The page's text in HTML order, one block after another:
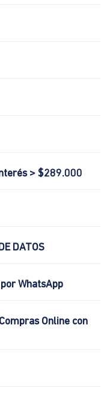
> $289.000
DATOS
WhatsApp
Online con